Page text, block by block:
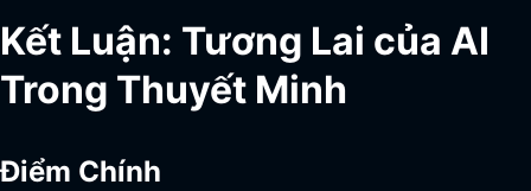
Kết Luận: Tương Lai của AI
Trong Thuyết Minh
Điểm Chính